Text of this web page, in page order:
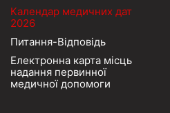
Календар медичних дат
2026
Питання-Відповідь
Електронна карта місць
надання первинної
медичної допомоги